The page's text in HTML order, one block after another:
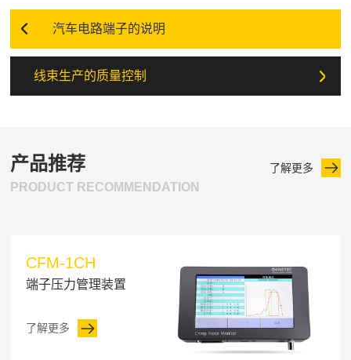
汽车电路端子的说明
线束生产的质量控制
产品推荐
PRODUCT RECOMMENDATION
了解更多
CFM-1CH
端子压力管理装置
了解更多